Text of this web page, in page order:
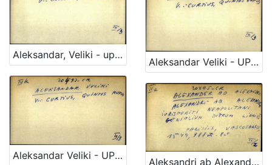
Aleksandar, Veliki - uputnica
Aleksandar Veliki - UPUTNICA
Aleksandar Veliki - UPUTNICA
Aleksandri ab Alexandro iurisperiti Neapolitani genialium dierum libri VI